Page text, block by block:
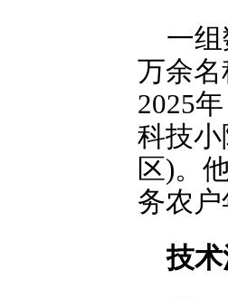
一
万余
2025
科技
区)。
务农
技